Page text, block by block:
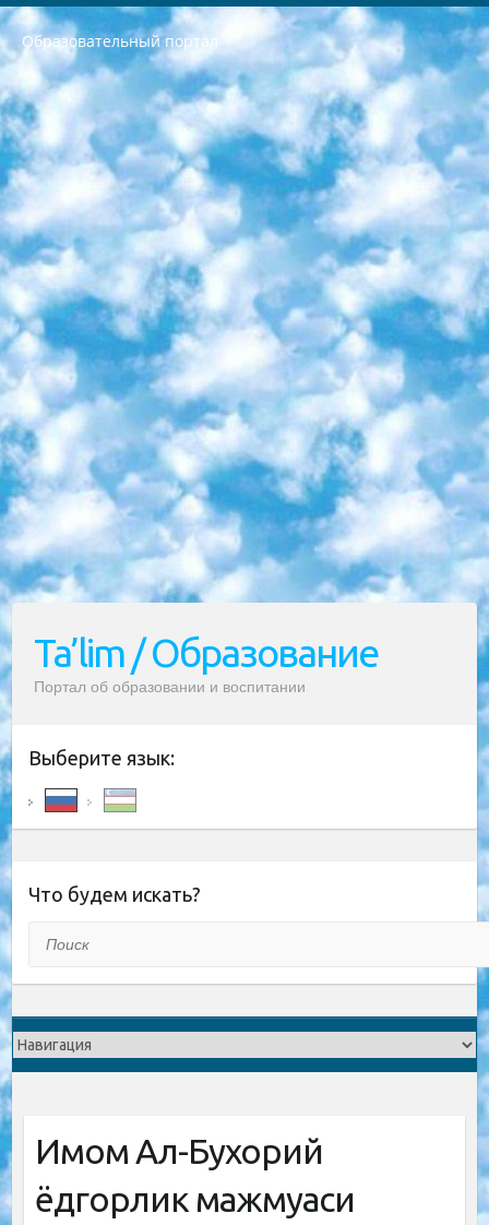
Образовательный портал
РЕСПУБЛИКА УЗБЕКИСТАН МИНИСТРЕРСТВО ДОШКОЛЬНОГО И ШКОЛЬНОГО ОБРАЗОВАНИЯ КОМАНДА в общеобразовательных учреждениях в 2023-2024 учебном году организация и проведение итоговой государственной аттестации обучающихся о Министра дошкольного и школьного образования Республики Узбекистан от 4 марта 2008 года (постановлением Минюста от 20 марта 2008 года № 1778 государственной регистрации) «Итоговое состояние учащихся общего среднего образования на основании положения об утверждении положения об аттестации общего среднего образования выпускной экзамен студентов в образовательных учреждениях в 2023-2024 учебном году В целях организации и прохождения аттестации приказываю: 1. Следующее: перечень предметов, по которым будет проводиться итоговая государственная аттестация и экзамен формы перевода согласно приложению 1; сертификаты международного образца, оценивающие уровень владения иностранными языками перечень согласно приложению 2; 2. Педагогический при специализированных образовательных учреждениях. научно-практический центр квалификации и международной оценки (Д.Давидова) 2024 г. До 25 марта: задания по предметам, по которым будет проводиться итоговая аттестация разработка и утверждение технических условий; итоговая аттестация на основании разработанного предметного задания разработка вопросов по предметам (устно и письменно), экзамен передача; общеобразовательные средние школы и специальные учебные заведения учащиеся выпускных классов школ и интернатов в агентской системе подготовка базы данных экзаменационных материалов и критериев оценки; перевод базы экзаменационных материалов на все языки обучения подать в Республиканский образовательный центр для изготовления; варианты экзаменов на основе разработанных контрольных материалов пусть будут поставлены задачи формирования. 3. Республиканский образовательный центр (Ш.Худайкулов) до 5 апреля 2024 года. до: база данных предоставленных экзаменационных материалов на все языки обучения перевод и экспертиза; для слепых, слабовидящих, глухих, слабослышащих и умственно отсталых детей учащиеся выпускных классов специализированных школ и школ-интернатов база данных экзаменационных материалов на всех преподаваемых языках подготовка критериев оценки; специализированные школы для умственно отсталых детей и технологии для учащихся выпускных классов школ-интернатов разработка соответствующих рекомендаций и критериев проведения ЕГЭ по естествознанию давать задания. 4. Педагогический при специализированных образовательных учреждениях. Научно-практический центр навыков и международной оценки (Д.Давидова), Республика образовательный центр (Худайкулов Ш.) итоговый государственный аттестационный экзамен ориентирован на творческое и логическое мышление при подготовке базы материалов учитывать введение заданий. 5. Следует отметить, что: сертификат государственного образца о знании общеобразовательного предмета и как минимум национальный уровень B1 по предметам на иностранных языках, указанным в Приложении 2. или международно признанный сертификат эквивалентного уровня студенты, изучающие определенный предмет, освобождаются от экзамена; по соответствующим предметам запланирована итоговая государственная аттестация за день до дня, путем жеребьевки Рабочей группой (в письменной форме по предметам, проводимым в форме) из числа сформированных вариантов выбрано 2 варианта; 2 выбранных варианта экзамена анонсированы на официальном сайте министерства и все выпускники по всей стране на основе этих вариантов проводит итоговую государственную аттестацию. 6. Государственное образование учащихся средних общеобразовательных учреждений. знания в соответствии с квалификационными требованиями, которые необходимо приобрести на основании стандартов итоговый (выпускной) контроль для 9 и 11 классов в целях тестирования Экзамены (далее – экзамены) состоят из предметов, перечисленных в приложении 1. будет сделано. 7. Экзамены пройдут с 26 мая по 15 июня 2024 г. (кроме науки физического воспитания). 8. Физическая для учащихся 9 классов общесредних образовательных учреждений. Экзамены по предмету «Образование, квалификация медицина» 1-6 мая 2024 года. сотрудники перевести под присмотр (с отклонениями в физическом или умственном развитии) специализированная школа для детей, школы-интернаты и со сколиозом школы-интернаты санаторного типа для больных детей исключены). 9. Он был слепым, слабовидящим и имел нарушения опорно-двигательного аппарата. экзамены в специализированных школах и интернатах для детей должны проводиться исходя из требований, предъявляемых к общеобразовательным учреждениям (физкультура кроме науки). 10. Специализированная школа для глухих и слабослышащих детей. и экзамены в интернатах и быть реализован в виде письменного теста по математике. 11. Специальность для умственно отсталых детей. Для 9 класса Родной язык и литературное письмо Государственный язык (язык обучения – узбекский). для неклассов) написано Математическое письмо Письменная/устная история Узбекистана Физическое воспитание практично Итоговый контроль Для 11 класса Написание родного языка и литературы (эссе) Математическое письмо Узбекский язык (обучение на узбекском языке) не посещающее общее среднее образование для учреждений)/Образовательное учреждение выбор письменный и устный Иностранный язык письменный/устный Письменная/устная история Узбекистана *По выбору студента:  Химия  Физика  Основы государственного права  География 10 бесплатных образовательных ресурсов - Мы составили подборку онлайн-проектов с интерактивными упражнениями, видеолекциями и статьями. Они помогут вам обрести новые и освежить старые знания бесплатно. 1. «ИНТУИТ» Старейшая образовательная площадка Рунета. Здесь вы найдёте сотни текстовых и видеокурсов на десятки различных тем — от программирования до психологии. Многие курсы подготовлены российскими университетами и крупными международными компаниями вроде Intel и Microsoft. Самостоятельное обучение бесплатное, но желающие могут оплатить услуги персональных наставников. 2. «Смартия» знакомит с актуальными профессиями и подсказывает, как им обучаться. Выбрав заинтересовавшую вас специальность — SMM-специалист, фотограф, веб-дизайнер или другую, — увидите список необходимых для неё умений. Чтобы вы могли освоить их самостоятельно, для каждого умения площадка отображает подборку ссылок на учебные материалы. Хотя «Смартия» ориентируется на русскоязычную аудиторию, часть контента всё же доступна только на английском. 3. «Лекторий Физтеха» Проект Московского физико-технического института (Физтеха). С его помощью вы можете смотреть онлайн серии лекций, записанные на видео в этом вузе. В числе доступных предметов — физика, биология, химия, информационные технологии и другие. К некоторым лекциям администрация ресурса прилагает готовые конспекты, которые можно скачивать в PDF-формате. 4. ITMOcourses Онлайн-площадка Санкт-Петербургского национального исследовательского университета информационных технологий, механики и оптики (ИТМО). Ресурс предоставляет свободный доступ к курсам, разработанным в этом вузе. Каталог материалов разбит на четыре категории: «Оптические системы и технологии», «Приборостроение и робототехника», «Информационные технологии» и «Биотехнологии». Курсы состоят из видеолекций, интерактивных демонстраций и заданий. 5. «КиберЛенинка» Электронная научная библиотека открытого доступа. Каталог площадки регулярно обрастает текстами статей из различных научных изданий. Сгруппированные по журналам и рубрикам публикации можно читать онлайн или скачивать целиком в PDF-формате. Проект нацелен на популяризацию науки за счёт открытого доступа к качественной информации. 6. «ПостНаука» На этом ресурсе публикуют подборки видеолекций, составленные экспертами из разных отраслей и объединённые общими темами. Среди них, к примеру, есть серии «Биоинформатика и геномика», «Культура средневековой Скандинавии» и Cinema Studies о теории кино. Каждая подборка лекций — логически связанная история, рассказанная экспертом от первого лица. Кроме того, на сайте появляются научно-образовательные статьи и тесты на разные темы. 7. «Newочём» Команда проекта «Newочём» отбирает самые интересные тексты из англоязычных СМИ и переводит те из них, за которые голосуют участники сообщества «ВКонтакте». По большей части это научно-популярные статьи. Редакторы придумывают лишь заголовки, в остальном содержание переводов соответствует оригиналам. Полные тексты можно читать прямо в социальной сети. 8. InternetUrok Онлайн-база материалов по основным дисциплинам школьной программы. Информация на сайте структурирована по классам, предметам и темам (урокам). Каждый урок состоит из видеолекций и конспектов. Есть также интерактивные тренажёры и тесты для закрепления пройденного материала. Даже если вы давно окончили школу, возможность повторить программу старших классов всегда может пригодиться. 9. Edutainme Ещё один ресурс об образовании. В отличие от Newtonew, как мне кажется, Edutainme больше ориентируется на представителей индустрии: педагогов, предпринимателей, разработчиков образовательных проектов. Но и любой, кто просто стремится к саморазвитию, найдёт на сайте много полезного и интересного для себя. Например, информацию о новых курсах и образовательных сервисах. 10. Newtonew Онлайн-медиа об образовании и обучении в широком смысле. Авторы Newtonew пишут об инструментах, заведениях, тактиках и стратегиях, которые помогают учить других и получать новые знания самостоятельно. На этой площадке вы найдёте новости, обзоры, аналитические мат
Ta’lim / Образование
Портал об образовании и воспитании
Выберите язык:
Что будем искать?
Имом Ал-Бухорий
ёдгорлик мажмуаси